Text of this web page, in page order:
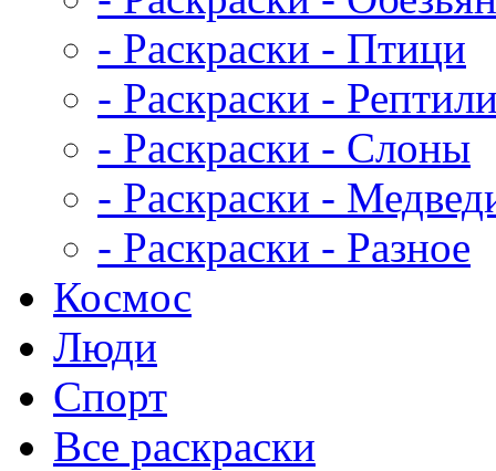
- Раскраски - Птици
- Раскраски -
- Раскраски - Слоны
- Раскраски -
- Раскраски - Разное
Космос
Люди
Спорт
Все раскраски